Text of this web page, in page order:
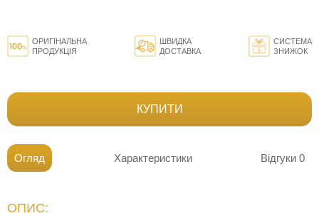
ОРИГІНАЛЬНА
ПРОДУКЦІЯ
ШВИДКА
ДОСТАВКА
СИСТЕМА
ЗНИЖОК
КУПИТИ
Огляд Характеристики Відгуки 0
ОПИС: